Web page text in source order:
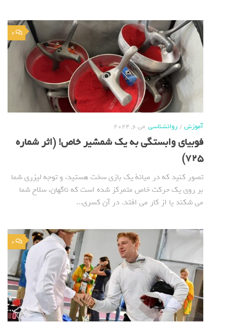
0
آموزش/روانشناسی می 6, 2024
فوبیای وابستگی به یک شمشیر خاص! (اثر شماره
725)
تصور کنید که در میانة یک بازی سخت هستید، و توجه لیزری شما
بر روی یک حرکت خاص متمرکز شده است که ناگهان، سلاح شما
می شکند یا از کار می افتد. در آن کسری...
0